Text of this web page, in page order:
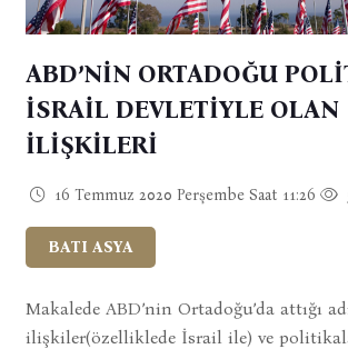
ABD’NİN ORTADOĞU
İSRAİL DEVLETİYLE OLAN
İLİŞKİLERİ
16 Temmuz 2020 Perşembe Saat 11:26
BATI ASYA
Makalede ABD’nin Ortadoğu’da attığı
ilişkiler(özelliklede İsrail ile) ve